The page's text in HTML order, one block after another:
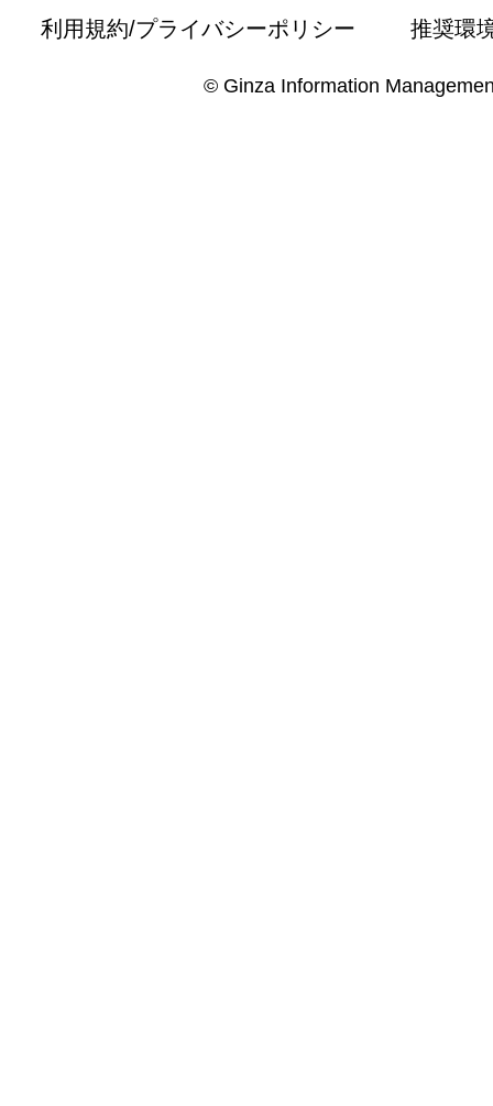
利用規約/プライバシーポリシー
推奨環
© Ginza Information